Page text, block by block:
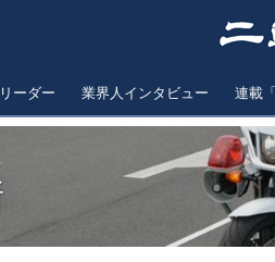
ーダー 業界人インタビュー 連載